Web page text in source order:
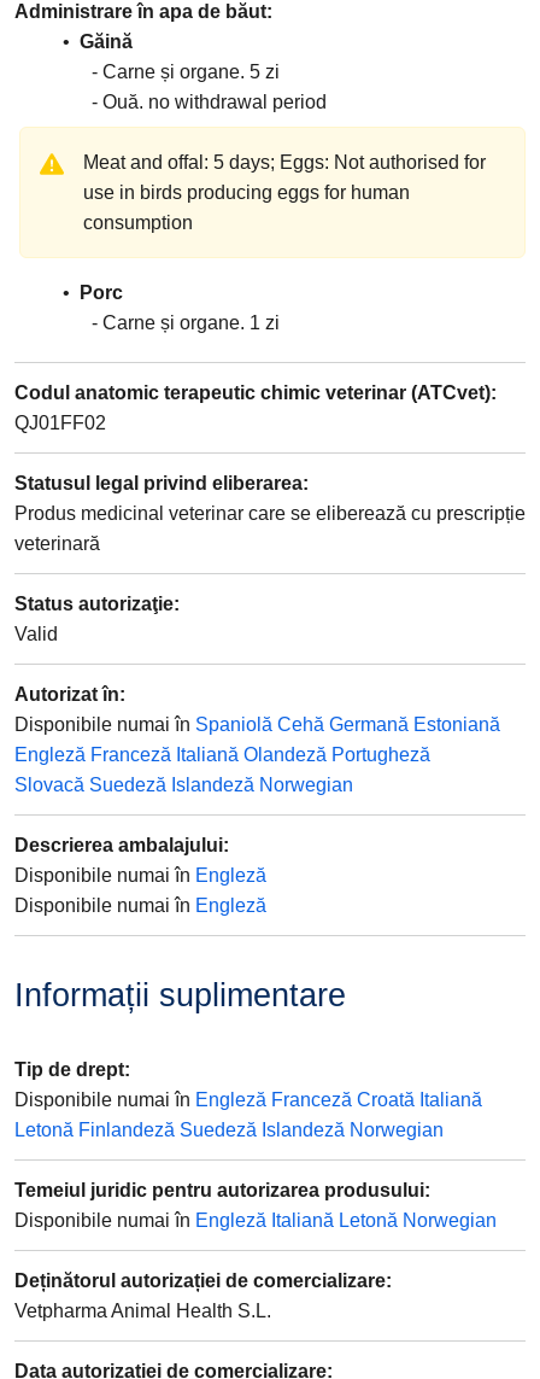
Administrare în apa de băut
Găină
Carne și organe 5 zi
Ouă no withdrawal period
Meat and offal: 5 days; Eggs: Not authorised for
use in birds producing eggs for human
consumption
Porc
Carne și organe 1 zi
Codul anatomic terapeutic chimic veterinar (ATCvet):
QJ01FF02
Statusul legal privind eliberarea:
Produs medicinal veterinar care se eliberează cu prescripție
veterinară
Status autorizaţie:
Valid
Autorizat în:
Disponibile numai în Spaniolă Cehă Germană Estoniană
Engleză Franceză Italiană Olandeză Portugheză
Slovacă Suedeză Islandeză Norwegian
Descrierea ambalajului:
Disponibile numai în Engleză
Disponibile numai în Engleză
Informații suplimentare
Tip de drept:
Disponibile numai în Engleză Franceză Croată Italiană
Letonă Finlandeză Suedeză Islandeză Norwegian
Temeiul juridic pentru autorizarea produsului:
Disponibile numai în Engleză Italiană Letonă Norwegian
Deținătorul autorizației de comercializare:
Vetpharma Animal Health S.L.
Data autorizației de comercializare: